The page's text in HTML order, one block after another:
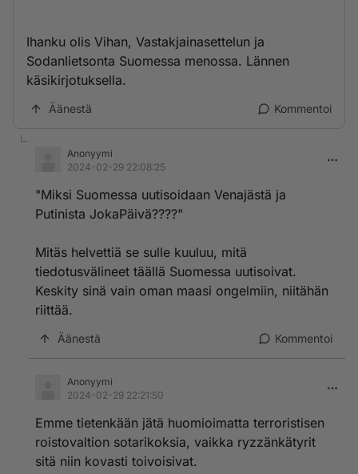
Ihanku olis Vihan, Vastakjainasettelun ja
Sodanlietsonta Suomessa menossa. Lännen
käsikirjotuksella.
Äänestä Kommentoi
Anonyymi
2024-02-29 22:08:25
"Miksi Suomessa uutisoidaan Venajästä ja
Putinista JokaPäivä????"
Mitäs helvettiä se sulle kuuluu, mitä
tiedotusvälineet täällä Suomessa uutisoivat.
Keskity sinä vain oman maasi ongelmiin, niitähän
riittää.
Äänestä Kommentoi
Anonyymi
2024-02-29 22:21:50
Emme tietenkään jätä huomioimatta terroristisen
roistovaltion sotarikoksia, vaikka ryzzänkätyrit
sitä niin kovasti toivoisivat.